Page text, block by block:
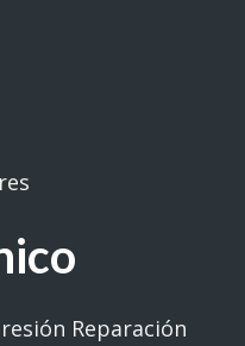
Reparación